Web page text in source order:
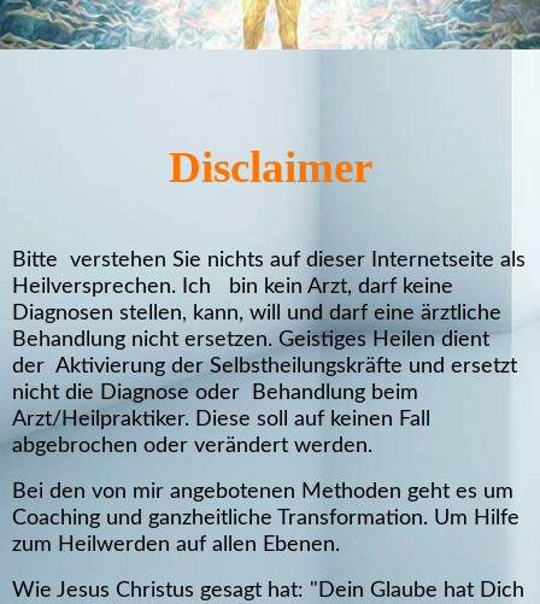
Disclaimer
Bitte verstehen Sie nichts auf dieser Internetseite als
Heilversprechen. Ich bin kein Arzt, darf keine
Diagnosen stellen, kann, will und darf eine ärztliche
Behandlung nicht ersetzen. Geistiges Heilen dient
der Aktivierung der Selbstheilungskräfte und ersetzt
nicht die Diagnose oder Behandlung beim
Arzt/Heilpraktiker. Diese soll auf keinen Fall
abgebrochen oder verändert werden.
Bei den von mir angebotenen Methoden geht es um
Coaching und ganzheitliche Transformation. Um Hilfe
zum Heilwerden auf allen Ebenen.
Wie Jesus Christus gesagt hat: "Dein Glaube hat Dich